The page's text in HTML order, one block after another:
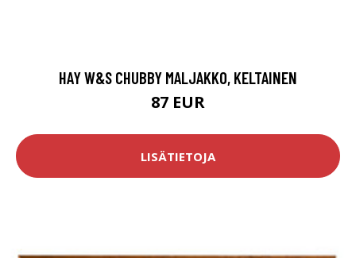
HAY W&S CHUBBY MALJAKKO, KELTAINEN
87 EUR
LISÄTIETOJA